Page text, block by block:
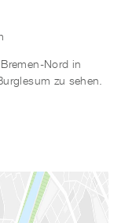
Nord in
zu sehen.